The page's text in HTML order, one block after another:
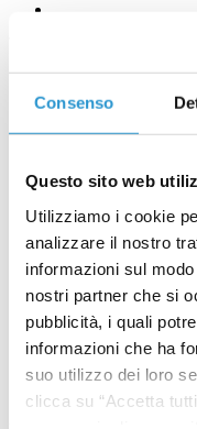
Consenso
Questo sito web
Utilizziamo i cookie
analizzare il nostro
informazioni sul
nostri partner che si
pubblicità, i quali
informazioni che ha
suo utilizzo dei loro
clicca su “Accetta
Obesità e